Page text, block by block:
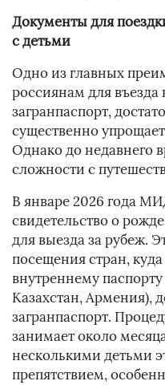
Документы для
с детьми
Одно из главных
россиянам для въезда
загранпаспорт,
существенно
Однако до недавнего
сложности с
В январе 2026 года
свидетельство о
для выезда за рубеж.
посещения стран,
внутреннему
Казахстан, Армения),
загранпаспорт.
занимает около
несколькими детьми
препятствием,